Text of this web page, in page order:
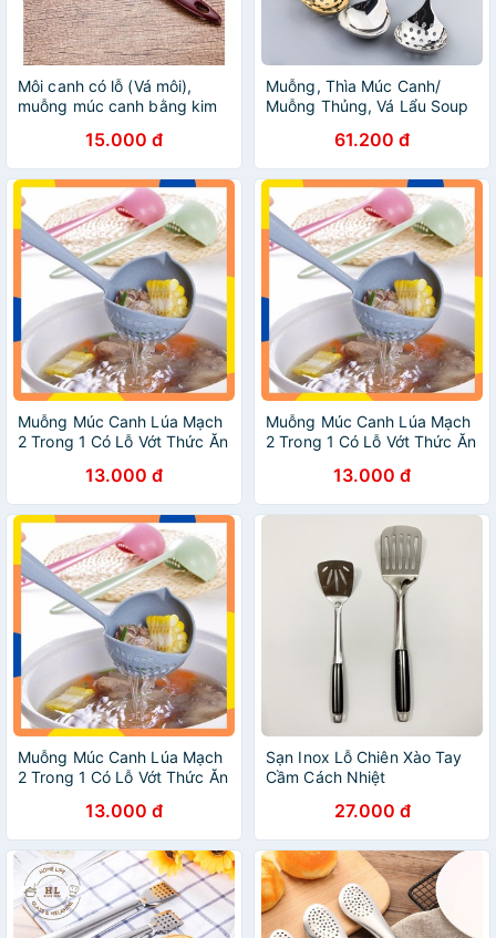
Môi canh có lỗ (Vá môi),
muỗng múc canh bằng kim
dài 22cm, rộng 6cm
15.000 đ
Muỗng, Thìa Múc Canh/
Muỗng Thủng, Vá Lẩu Soup
Cách Bắc Âu Hàng Nội Địa
Cao Cấp MTM02
61.200 đ
Muỗng Múc Canh Lúa Mạch
2 Trong 1 Có Lỗ Vớt Thức Ăn
Minh 2in1 K8113.000 đ
Muỗng Múc Canh Lúa Mạch
2 Trong 1 Có Lỗ Vớt Thức Ăn
Minh 2in1 K8113.000 đ
Muỗng Múc Canh Lúa Mạch
2 Trong 1 Có Lỗ Vớt Thức Ăn
Minh 2in1 K8113.000 đ
Sạn Inox Lỗ Chiên Xào Tay
Cầm Cách Nhiệt
27.000 đ